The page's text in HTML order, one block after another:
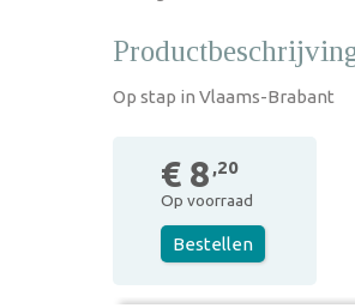
Op stap in Vlaams-Brabant
€ 8 ,20
Op voorraad
Bestellen